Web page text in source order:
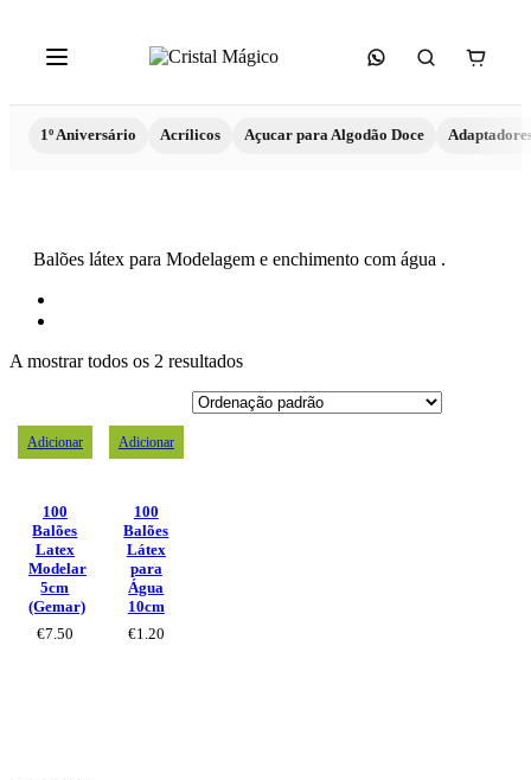
1º Aniversário Acrílicos Açucar para Algodão Doce
Balões látex para Modelagem e enchimento com água .
A mostrar todos os 2 resultados
Adicionar
100
Balões
Latex
Modelar
5cm
(Gemar)
€7.50
Adicionar
100
Balões
Látex
para
Água
10cm
€1.20